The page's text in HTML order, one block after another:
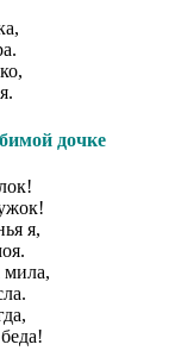
дочке
я,
мила,